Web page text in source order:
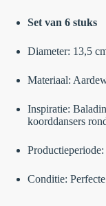
Set van 6 stuks
Diameter: 13,5
Materiaal:
Inspiratie:
koorddansers
Conditie: